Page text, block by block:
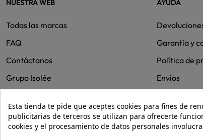
NUESTRA WEB
Todas las marcas
FAQ
Contáctanos
Grupo Isolée
AYUDA
Garantía y
Política de
Envíos
Esta tienda te pide que aceptes cookies para fines de
publicitarias de terceros se utilizan para ofrecerte
cookies y el procesamiento de datos personales